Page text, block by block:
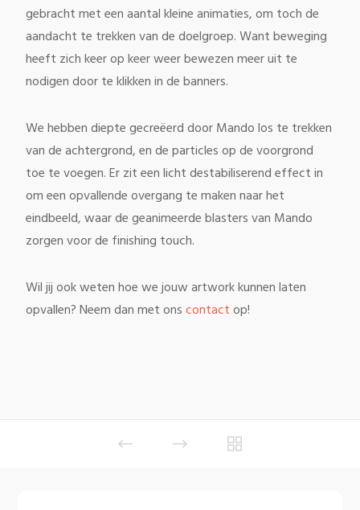
gebracht met een aantal kleine animaties, om toch de
aandacht te trekken van de doelgroep. Want beweging
heeft zich keer op keer weer bewezen meer uit te
nodigen door te klikken in de banners.
We hebben diepte gecreëerd door Mando los te trekken
van de achtergrond, en de particles op de voorgrond
toe te voegen. Er zit een licht destabiliserend effect in
om een opvallende overgang te maken naar het
eindbeeld, waar de geanimeerde blasters van Mando
zorgen voor de finishing touch.
Wil jij ook weten hoe we jouw artwork kunnen laten
opvallen? Neem dan met onscontactop!